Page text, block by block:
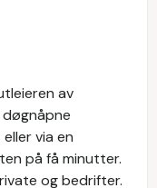
av
døgnåpne
via en
på få minutter.
og bedrifter.